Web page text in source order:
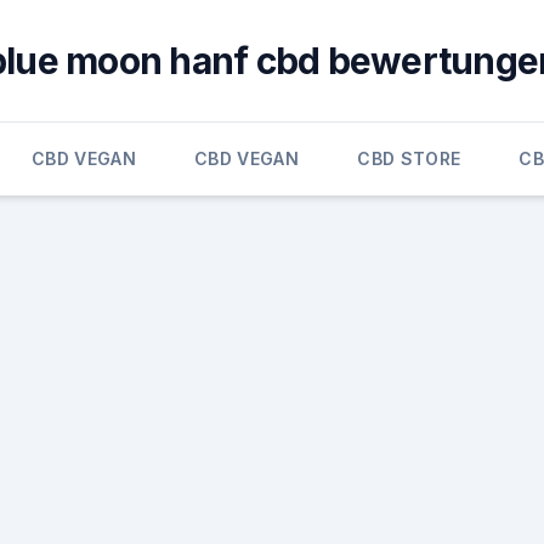
moon hanf cbd
CBD VEGAN CBD VEGAN CBD STORE